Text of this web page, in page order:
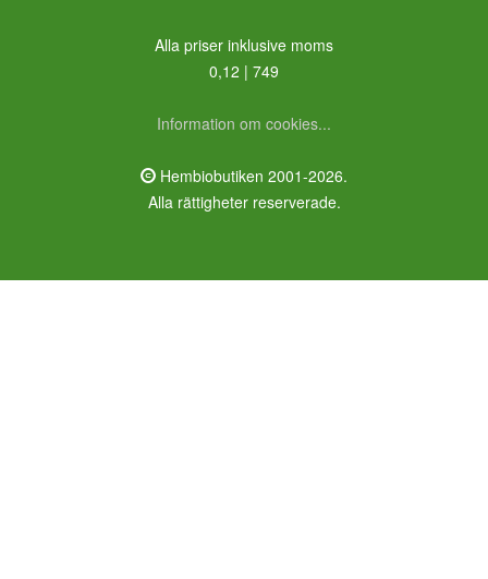
Alla priser inklusive moms
0,12 | 749
Information om cookies...
Hembiobutiken 2001-2026.
Alla rättigheter reserverade.